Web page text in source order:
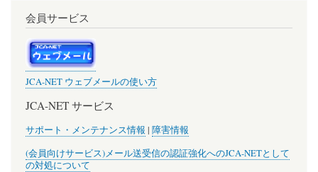
会員サービス
JCA-NET ウェブメールの使い方
JCA-NET サービス
サポート・メンテナンス情報| 障害情報
(会員向けサービス)メール送受信の認証強化へのJCA-NETとして
の対処について